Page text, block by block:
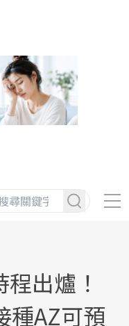
出爐！
種AZ可預